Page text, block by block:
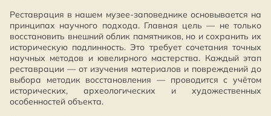
Реставрация в нашем музее-заповеднике основывается на
принципах научного подхода. Главная цель — не только
восстановить внешний облик памятников, но и сохранить их
историческую подлинность. Это требует сочетания точных
научных методов и ювелирного мастерства. Каждый этап
реставрации — от изучения материалов и повреждений до
выбора методик восстановления — проводится с учётом
исторических, археологических и художественных
особенностей объекта.